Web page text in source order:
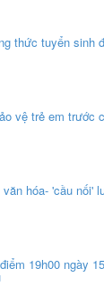
thức tuyển sinh
vệ trẻ em trước
hóa- 'cầu nối'
19h00 ngày